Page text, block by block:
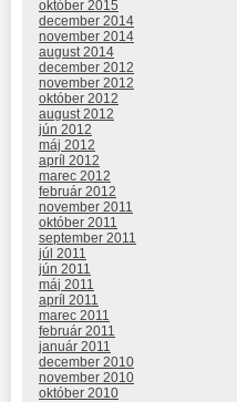
október 2015
december 2014
november 2014
august 2014
december 2012
november 2012
október 2012
august 2012
jún 2012
máj 2012
apríl 2012
marec 2012
február 2012
november 2011
október 2011
september 2011
júl 2011
jún 2011
máj 2011
apríl 2011
marec 2011
február 2011
január 2011
december 2010
november 2010
október 2010